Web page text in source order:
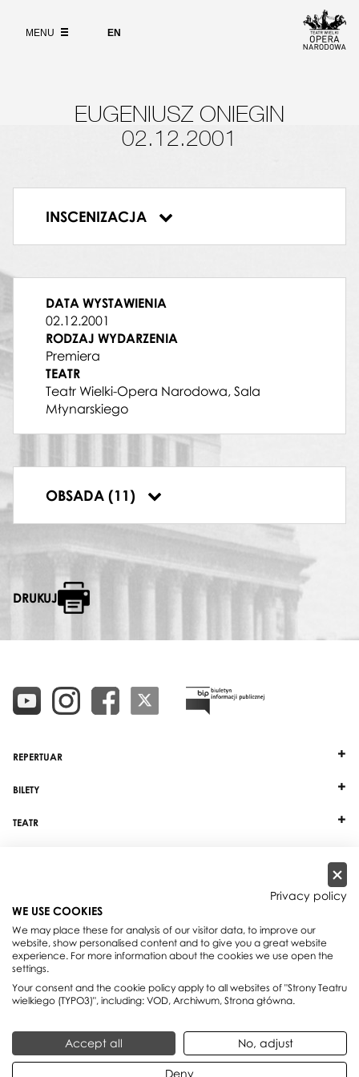
EN
MENU
EUGENIUSZ ONIEGIN
02.12.2001
INSCENIZACJA
Eugeniusz Oniegin
DATA WYSTAWIENIA
02.12.2001
RODZAJ WYDARZENIA
Premiera
TEATR
Teatr Wielki-Opera Narodowa, Sala
Młynarskiego
OBSADA (11)
Michał Klauza
Grzegorz Pazik
Aleksandra Wolska
GREMIN
Remigiusz Łukomski
ŁARINA
Anna Szepiel
NIANIA
Katarzyna Krzyżanowska
ROTMISTRZ
Zbigniew Ładysz
Jakub Grabowski
Patrycjusz Sokołowski
DRUKUJ
REPERTUAR
BILETY
TEATR
Teatr Wielki - Opera Narodowa, plac Teatralny 1, 00-950 Warszawa, skrytka
pocztowa 59
Rezerwacja miejsc:+48 22 692 02 08
Centrala: +48 22 692 02 00
Privacy policy
WE USE COOKIES
We may place these for analysis of our visitor data, to improve our
website, show personalised content and to give you a great website
experience. For more information about the cookies we use open the
settings.
Your consent and the cookie policy apply to all websites of "Strony Teatru
wielkiego (TYPO3)", including: VOD, Archiwum, Strona główna.
Accept all No, adjust
Deny